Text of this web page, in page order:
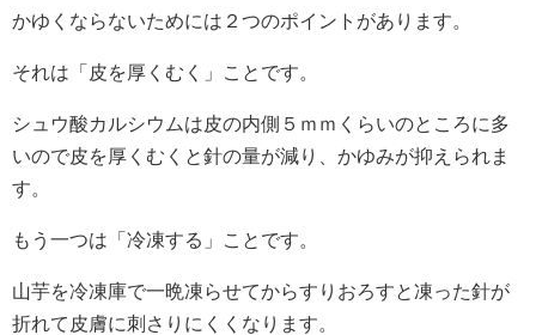
かゆくならないためには２つのポイントがあります。
それは「皮を厚くむく」ことです。
シュウ酸カルシウムは皮の内側５ｍｍくらいのところに多
いので皮を厚くむくと針の量が減り、かゆみが抑えられま
す。
もう一つは「冷凍する」ことです。
山芋を冷凍庫で一晩凍らせてからすりおろすと凍った針が
折れて皮膚に刺さりにくくなります。